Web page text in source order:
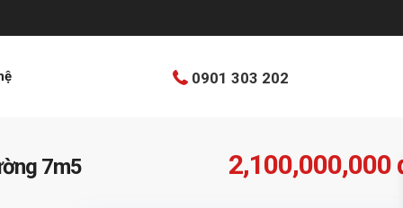
0901 303 202
7m5 2,100,000,000